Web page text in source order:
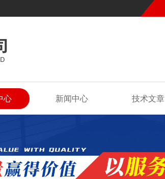
心 新闻中心 技术文章